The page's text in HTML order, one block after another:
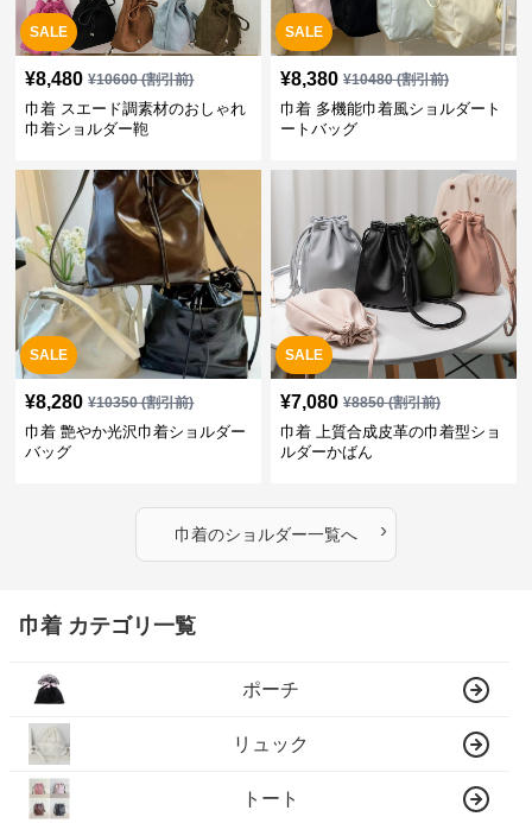
SALE
¥8,480 ¥10600(割引前)
巾着 スエード調素材のおしゃれ
巾着ショルダー鞄
SALE
¥8,380 ¥10480(割引前)
巾着 多機能巾着風ショルダート
ートバッグ
SALE
¥8,280 ¥10350(割引前)
巾着 艶やか光沢巾着ショルダー
バッグ
SALE
¥7,080 ¥8850(割引前)
巾着 上質合成皮革の巾着型ショ
ルダーかばん
巾着のショルダー一覧へ ›
巾着 カテゴリ一覧
ポーチ
リュック
トート